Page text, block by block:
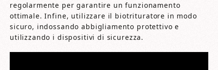
regolarmente per garantire un funzionamento
ottimale. Infine, utilizzare il biotrituratore in modo
sicuro, indossando abbigliamento protettivo e
utilizzando i dispositivi di sicurezza.